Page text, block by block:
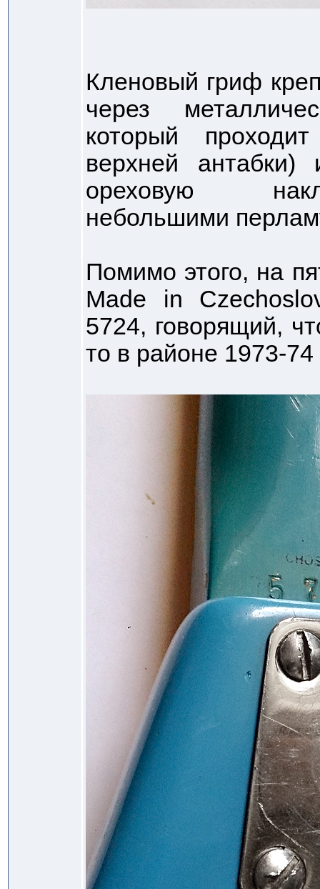
Кленовый гриф
через
который
верхней
ореховую
небольшими
Помимо этого, на
Made in
5724, говорящий,
то в районе 1973-74